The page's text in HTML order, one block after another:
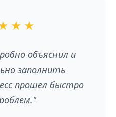
★ ★
объяснил и
заполнить
прошел быстро